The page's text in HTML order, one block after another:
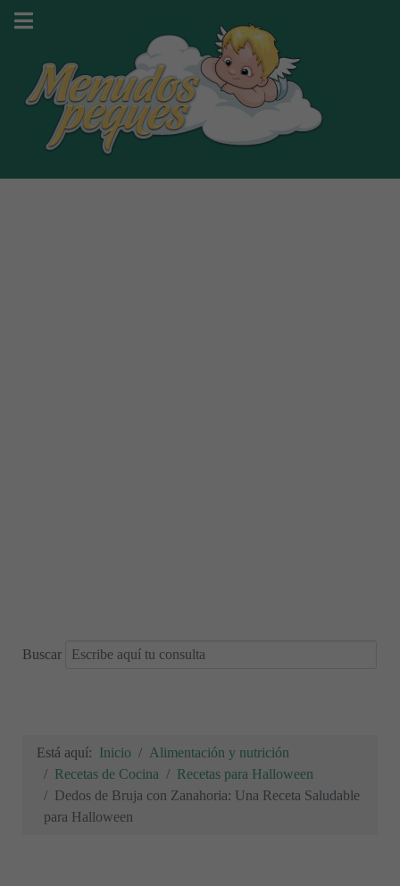
Buscar
Está aquí: Inicio
Alimentación y nutrición
Recetas de Cocina
Recetas para Halloween
Dedos de Bruja con Zanahoria: Una Receta Saludable
para Halloween